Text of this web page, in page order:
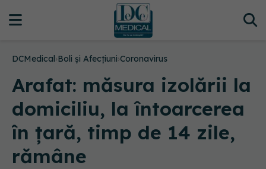
DCMedical›Boli și Afecțiuni›Coronavirus
Arafat: măsura izolării la
domiciliu, la întoarcerea
în țară, timp de 14 zile,
rămâne